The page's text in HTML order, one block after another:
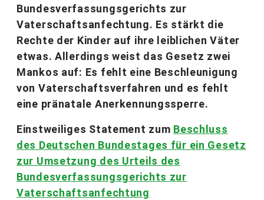
Bundesverfassungsgerichts zur
Vaterschaftsanfechtung. Es stärkt die
Rechte der Kinder auf ihre leiblichen Väter
etwas. Allerdings weist das Gesetz zwei
Mankos auf: Es fehlt eine Beschleunigung
von Vaterschaftsverfahren und es fehlt
eine pränatale Anerkennungssperre.
Einstweiliges Statement zum Beschluss
des Deutschen Bundestages für ein Gesetz
zur Umsetzung des Urteils des
Bundesverfassungsgerichts zur
Vaterschaftsanfechtung